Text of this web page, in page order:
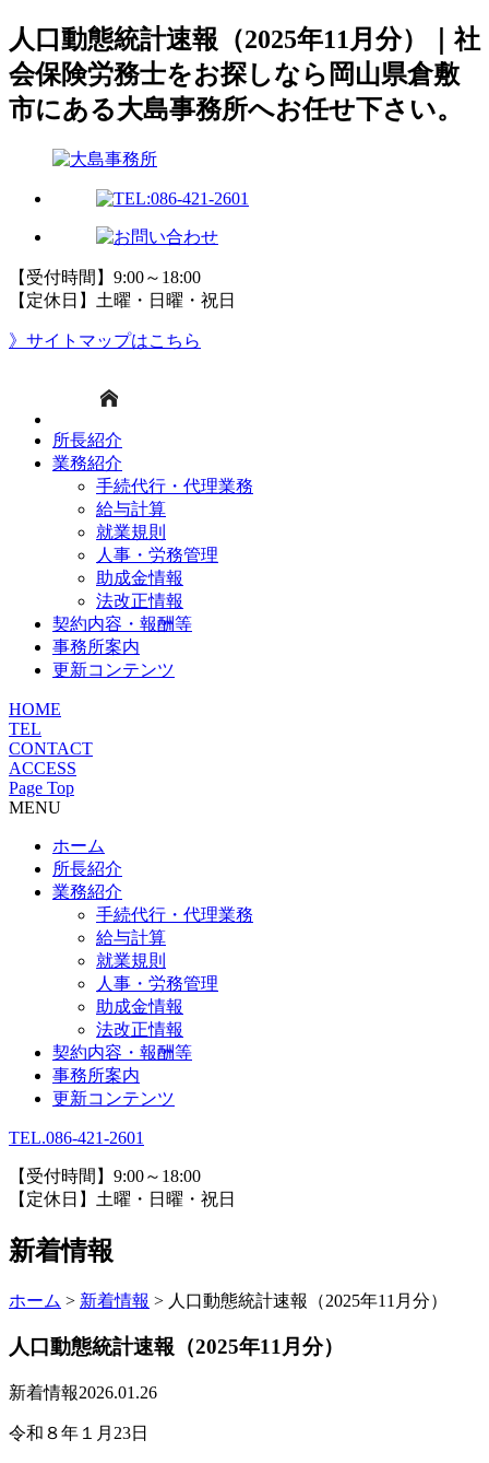
人口動態統計速報（2025年11月分）｜社
会保険労務士をお探しなら岡山県倉敷
市にある大島事務所へお任せ下さい。
【受付時間】9:00～18:00
【定休日】土曜・日曜・祝日
》サイトマップはこちら
所長紹介
業務紹介
手続代行・代理業務
給与計算
就業規則
人事・労務管理
助成金情報
法改正情報
契約内容・報酬等
事務所案内
更新コンテンツ
HOME
TEL
CONTACT
ACCESS
Page Top
MENU
ホーム
所長紹介
業務紹介
手続代行・代理業務
給与計算
就業規則
人事・労務管理
助成金情報
法改正情報
契約内容・報酬等
事務所案内
更新コンテンツ
TEL.086-421-2601
【受付時間】9:00～18:00
【定休日】土曜・日曜・祝日
新着情報
ホーム > 新着情報 > 人口動態統計速報（2025年11月分）
人口動態統計速報（2025年11月分）
新着情報2026.01.26
令和８年１月23日